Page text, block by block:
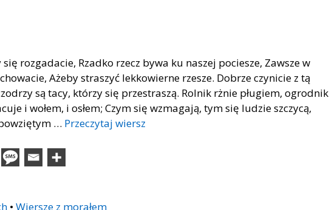
rozgadacie, Rzadko rzecz bywa ku naszej pociesze, Zawsze w
Ażeby straszyć lekkowierne rzesze. Dobrze czynicie z tą
są tacy, którzy się przestraszą. Rolnik rżnie pługiem, ogrodnik
i wołem, i osłem; Czym się wzmagają, tym się ludzie szczycą,
… Przeczytaj wiersz
• Wiersze z morałem